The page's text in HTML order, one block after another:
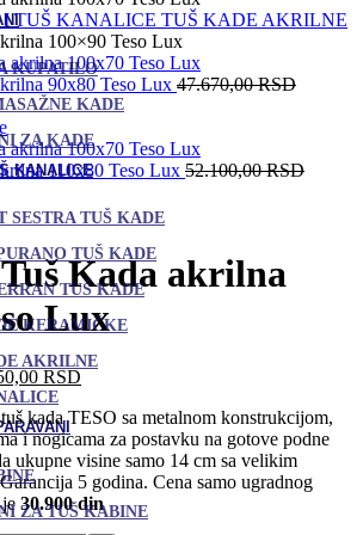
KUPATILO
KADE
ZA KADE
KANALICE
SESTRA TUŠ KADE
TUŠ KADE
TUŠ KADE
KERAMIČKE
AKRILNE
ZA TUŠ KABINE
TUŠ KANALICE TUŠ KADE AKRILNE
100×90 Teso Lux
90x80 Teso Lux 47.670,00RSD
RSD.
110x80 Teso Lux 52.100,00RSD
RSD.Kada akrilna
Lux
RSD.
RSDTrenutna
je:
47.950,00 RSD.
kada TESO sa metalnom konstrukcijom,
i nogicama za postavku na gotove podne
ukupne visine samo 14 cm sa velikim
5 godina. Cena samo ugradnog
30.900 din